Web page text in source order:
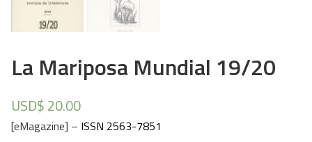
La Mariposa Mundial 19/20
USD$20.00
[eMagazine] – ISSN 2563-7851